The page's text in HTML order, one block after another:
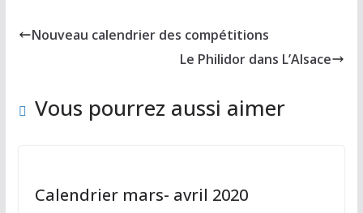
koa
Nouveau calendrier des compétitions
Le Philidor dans L’Alsace
Vous pourrez aussi aimer
Calendrier mars- avril 2020